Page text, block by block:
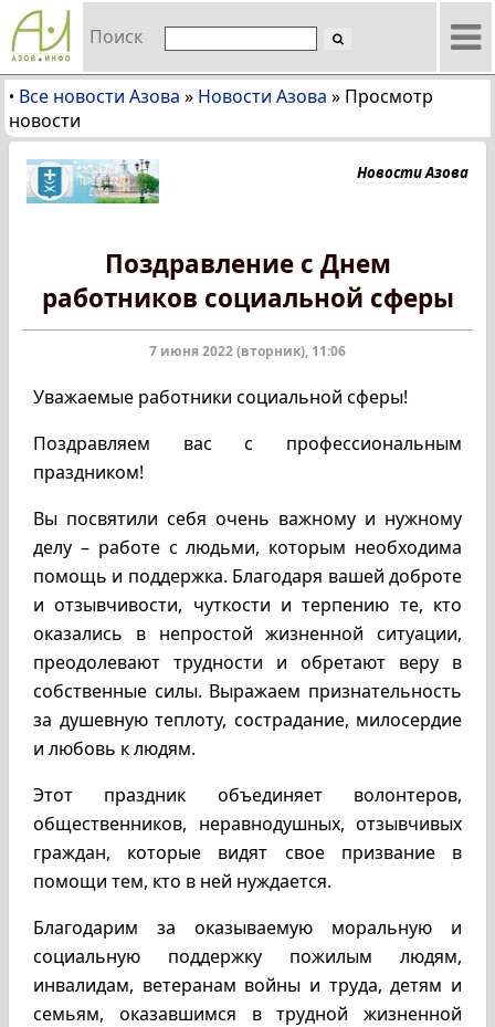
Поиск
• Все новости Азова » Новости Азова » Просмотр
новости
Новости Азова
Поздравление с Днем
работников социальной сферы
7 июня 2022 (вторник), 11:06
Уважаемые работники социальной сферы!
Поздравляем вас с профессиональным
праздником!
Вы посвятили себя очень важному и нужному
делу – работе с людьми, которым необходима
помощь и поддержка. Благодаря вашей доброте
и отзывчивости, чуткости и терпению те, кто
оказались в непростой жизненной ситуации,
преодолевают трудности и обретают веру в
собственные силы. Выражаем признательность
за душевную теплоту, сострадание, милосердие
и любовь к людям.
Этот праздник объединяет волонтеров,
общественников, неравнодушных, отзывчивых
граждан, которые видят свое призвание в
помощи тем, кто в ней нуждается.
Благодарим за оказываемую моральную и
социальную поддержку пожилым людям,
инвалидам, ветеранам войны и труда, детям и
семьям, оказавшимся в трудной жизненной